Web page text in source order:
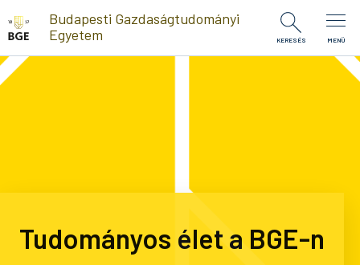
Ugrás a tartalomra
Budapesti Gazdaságtudományi
Egyetem
KERESÉS MENÜ
Tudományos élet a BGE-n